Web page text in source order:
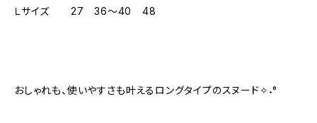
Ｌサイズ 27 36～40 48
おしゃれも、使いやすさも叶えるロングタイプのスヌード✧˖°